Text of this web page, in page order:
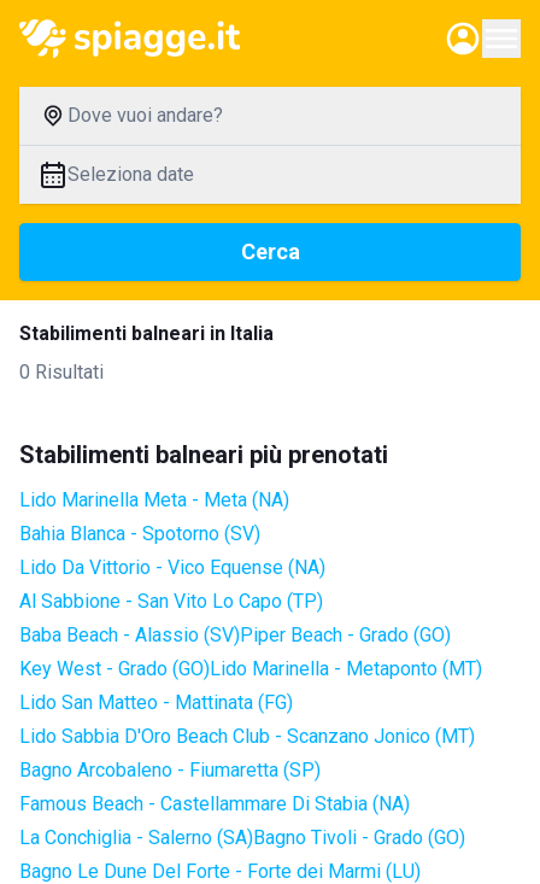
Dove vuoi andare?
Seleziona date
Cerca
Stabilimenti balneari in Italia
0 Risultati
Stabilimenti balneari più prenotati
Lido Marinella Meta - Meta (NA)
Bahia Blanca - Spotorno (SV)
Lido Da Vittorio - Vico Equense (NA)
Al Sabbione - San Vito Lo Capo (TP)
Baba Beach - Alassio (SV)Piper Beach - Grado (GO)
Key West - Grado (GO)Lido Marinella - Metaponto (MT)
Lido San Matteo - Mattinata (FG)
Lido Sabbia D'Oro Beach Club - Scanzano Jonico (MT)
Bagno Arcobaleno - Fiumaretta (SP)
Famous Beach - Castellammare Di Stabia (NA)
La Conchiglia - Salerno (SA)Bagno Tivoli - Grado (GO)
Bagno Le Dune Del Forte - Forte dei Marmi (LU)